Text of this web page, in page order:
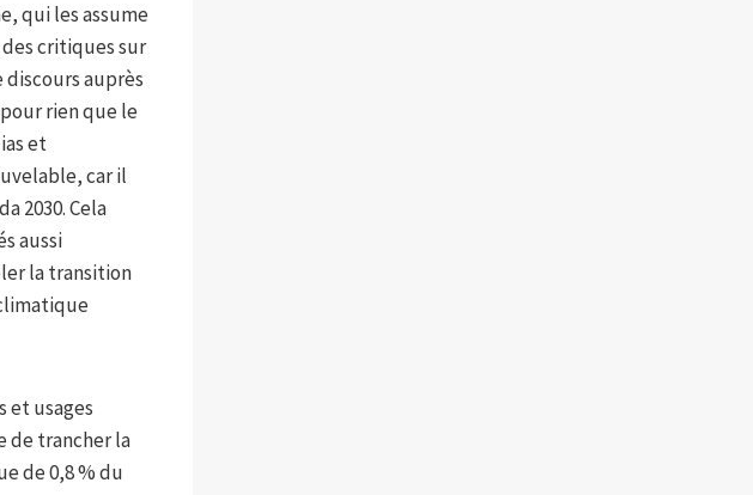
qui les assume
critiques sur
auprès
rien que le
et
car il
2030. Cela
aussi
la transition
et usages
de trancher la
de 0,8 % du